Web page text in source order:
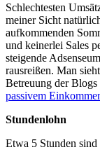
Schlechtesten
meiner Sicht
aufkommenden
und keinerlei Sales
steigende
rausreißen. Man
Betreuung der
passivem
Stundenlohn
Etwa 5 Stunden